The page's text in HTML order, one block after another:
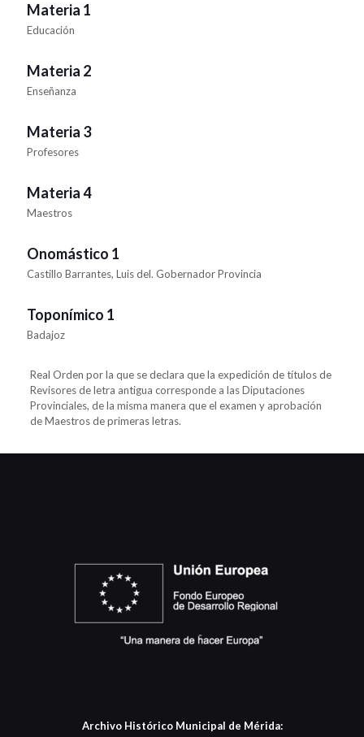
Materia 1
Educación
Materia 2
Enseñanza
Materia 3
Profesores
Materia 4
Maestros
Onomástico 1
Castillo Barrantes, Luis del. Gobernador Provincia
Toponímico 1
Badajoz
Real Orden por la que se declara que la expedición de títulos de
Revisores de letra antigua corresponde a las Diputaciones
Provinciales, de la misma manera que el examen y aprobación
de Maestros de primeras letras.
Archivo Histórico Municipal de Mérida: